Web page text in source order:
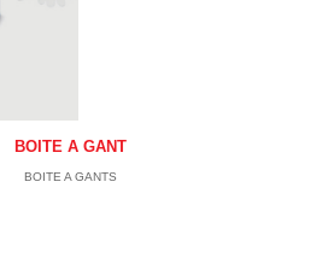
BOITE A GANT
BOITE A GANTS